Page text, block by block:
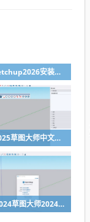
草图大师sketchup2026安装包下载
sketchup2025草图大师中文版下载
SketchUP2024草图大师2024下载